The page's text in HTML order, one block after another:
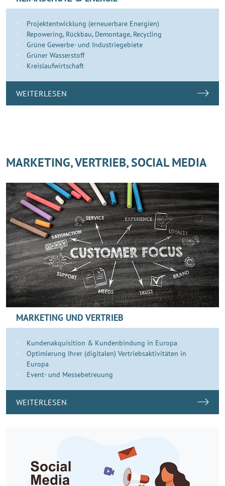
Projektentwicklung (erneuerbare Energien)
Repowering, Rückbau, Demontage, Recycling
Grüne Gewerbe- und Industriegebiete
Grüner Wasserstoff
Kreislaufwirtschaft
WEITERLESEN
MARKETING, VERTRIEB, SOCIAL MEDIA
MARKETING UND VERTRIEB
Kundenakquisition & Kundenbindung in Europa
Optimierung Ihrer (digitalen) Vertriebsaktivitäten in
Europa
Event- und Messebetreuung
WEITERLESEN